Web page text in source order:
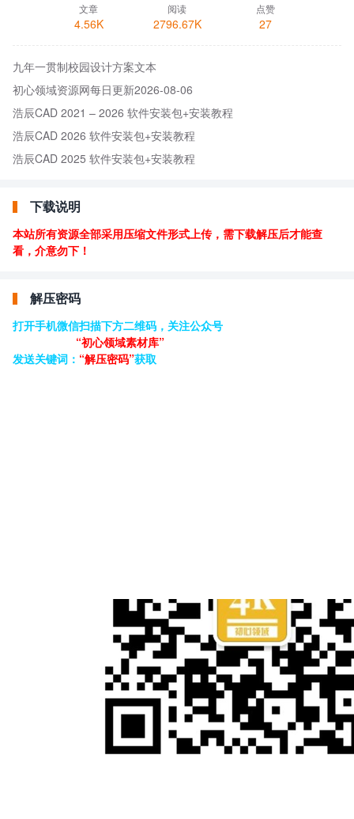
文章
4.56K
阅读
2796.67K
点赞
27
九年一贯制校园设计方案文本
初心领域资源网每日更新2026-08-06
浩辰CAD 2021 – 2026 软件安装包+安装教程
浩辰CAD 2026 软件安装包+安装教程
浩辰CAD 2025 软件安装包+安装教程
下载说明
本站所有资源全部采用压缩文件形式上传，需下载解压后才能查
看，介意勿下！
解压密码
打开手机微信扫描下方二维码，关注公众号
“初心领域素材库”
发送关键词： “解压密码”获取